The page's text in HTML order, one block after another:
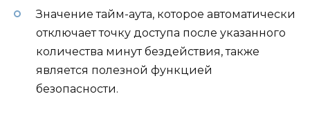
Значение тайм-аута, которое автоматически
отключает точку доступа после указанного
количества минут бездействия, также
является полезной функцией
безопасности.